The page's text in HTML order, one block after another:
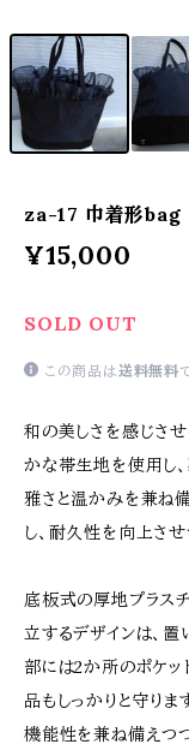
za-17 巾着形bag
¥15,000
SOLD OUT
この商品は送料無料
和の美しさを感じさ
かな帯生地を使用し
雅さと温かみを兼ね
し、耐久性を向上さ
底板式の厚地プラス
立するデザインは、
部には2か所のポケッ
品もしっかりと守り
機能性を兼ね備えつ